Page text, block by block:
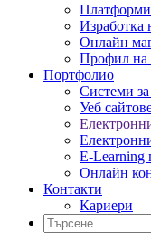
Платформи
Изработка
Онлайн
Профил на
Портфолио
Системи
Уеб
E-Learning
Онлайн
Контакти
Кариери